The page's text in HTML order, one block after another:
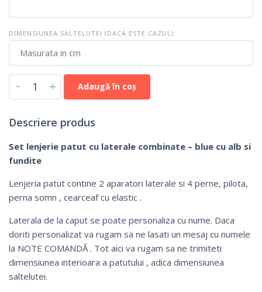
DIMENSIUNEA SALTELUTEI (DACA ESTE CAZUL)
- + Adaugă în coș
Descriere produs
Set lenjerie patut cu laterale combinate – blue cu alb si
fundite
Lenjeria patut contine 2 aparatori laterale si 4 perne, pilota,
perna somn , cearceaf cu elastic .
Laterala de la caput se poate personaliza cu nume. Daca
doriti personalizat va rugam sa ne lasati un mesaj cu numele
la NOTE COMANDĂ . Tot aici va rugam sa ne trimiteti
dimensiunea interioara a patutului , adica dimensiunea
saltelutei.